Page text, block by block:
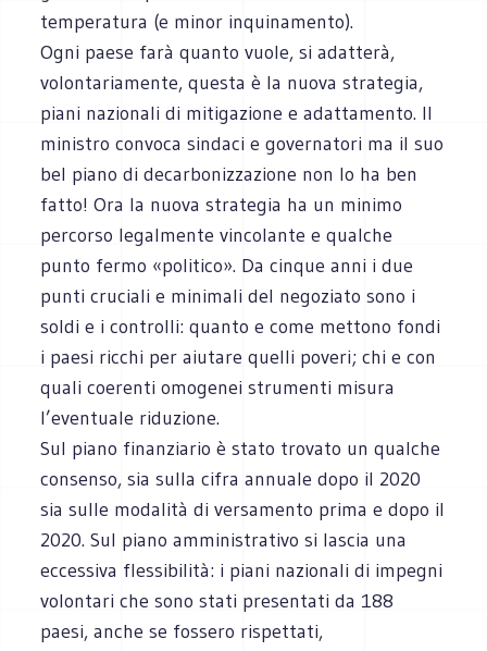
temperatura (e minor inquinamento).
Ogni paese farà quanto vuole, si adatterà,
volontariamente, questa è la nuova strategia,
piani nazionali di mitigazione e adattamento. Il
ministro convoca sindaci e governatori ma il suo
bel piano di decarbonizzazione non lo ha ben
fatto! Ora la nuova strategia ha un minimo
percorso legalmente vincolante e qualche
punto fermo «politico». Da cinque anni i due
punti cruciali e minimali del negoziato sono i
soldi e i controlli: quanto e come mettono fondi
i paesi ricchi per aiutare quelli poveri; chi e con
quali coerenti omogenei strumenti misura
l’eventuale riduzione.
Sul piano finanziario è stato trovato un qualche
consenso, sia sulla cifra annuale dopo il 2020
sia sulle modalità di versamento prima e dopo il
2020. Sul piano amministrativo si lascia una
eccessiva flessibilità: i piani nazionali di impegni
volontari che sono stati presentati da 188
paesi, anche se fossero rispettati,